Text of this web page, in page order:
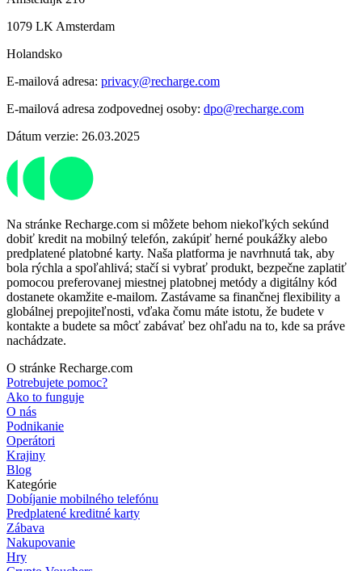
1079 LK Amsterdam
Holandsko
E-mailová adresa: privacy@recharge.com
E-mailová adresa zodpovednej osoby: dpo@recharge.com
Dátum verzie: 26.03.2025
Na stránke Recharge.com si môžete behom niekoľkých sekúnd
dobiť kredit na mobilný telefón, zakúpiť herné poukážky alebo
predplatené platobné karty. Naša platforma je navrhnutá tak, aby
bola rýchla a spoľahlivá; stačí si vybrať produkt, bezpečne zaplatiť
pomocou preferovanej miestnej platobnej metódy a digitálny kód
dostanete okamžite e-mailom. Zastávame sa finančnej flexibility a
globálnej prepojiteľnosti, vďaka čomu máte istotu, že budete v
kontakte a budete sa môcť zabávať bez ohľadu na to, kde sa práve
nachádzate.
O stránke Recharge.com
Potrebujete pomoc?
Ako to funguje
O nás
Podnikanie
Operátori
Krajiny
Blog
Kategórie
Dobíjanie mobilného telefónu
Predplatené kreditné karty
Zábava
Nakupovanie
Hry